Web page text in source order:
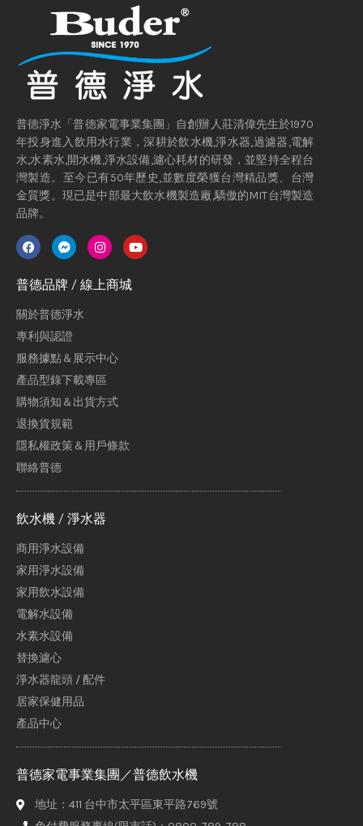
普德淨水「普德家電事業集團」自創辦人莊清偉先生於1970
年投身進入飲用水行業，深耕於飲水機,淨水器,過濾器,電解
水,水素水,開水機,淨水設備,濾心耗材的研發，並堅持全程台
灣製造。至今已有50年歷史,並數度榮獲台灣精品獎、台灣
金質獎。現已是中部最大飲水機製造廠,驕傲的MIT台灣製造
品牌。
普德品牌 / 線上商城
關於普德淨水
專利與認證
服務據點＆展示中心
產品型錄下載專區
購物須知＆出貨方式
退換貨規範
隱私權政策＆用戶條款
聯絡普德
飲水機 / 淨水器
商用淨水設備
家用淨水設備
家用飲水設備
電解水設備
水素水設備
替換濾心
淨水器龍頭 / 配件
居家保健用品
產品中心
普德家電事業集團／普德飲水機
地址：411 台中市太平區東平路769號